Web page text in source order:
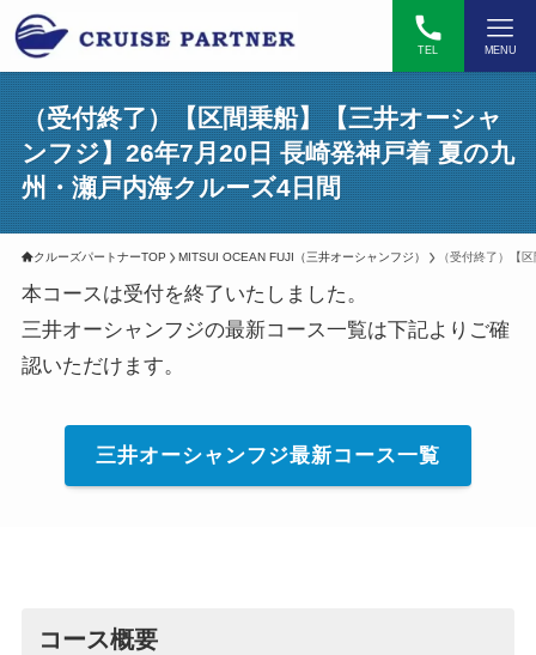
TEL MENU
（受付終了）【区間乗船】【三井オーシャ
ンフジ】26年7月20日 長崎発神戸着 夏の九
州・瀬戸内海クルーズ4日間
クルーズパートナーTOP MITSUI OCEAN FUJI（三井オーシャンフジ） （受付終了）【
本コースは受付を終了いたしました。
三井オーシャンフジの最新コース一覧は下記よりご確
認いただけます。
三井オーシャンフジ最新コース一覧
コース概要